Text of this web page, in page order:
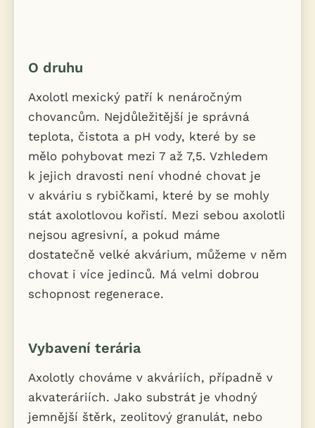
O druhu
Axolotl mexický patří k nenáročným
chovancům. Nejdůležitější je správná
teplota, čistota a pH vody, které by se
mělo pohybovat mezi 7 až 7,5. Vzhledem
k jejich dravosti není vhodné chovat je
v akváriu s rybičkami, které by se mohly
stát axolotlovou kořistí. Mezi sebou axolotli
nejsou agresivní, a pokud máme
dostatečně velké akvárium, můžeme v něm
chovat i více jedinců. Má velmi dobrou
schopnost regenerace.
Vybavení terária
Axolotly chováme v akváriích, případně v
akvateráriích. Jako substrát je vhodný
jemnější štěrk, zeolitový granulát, nebo